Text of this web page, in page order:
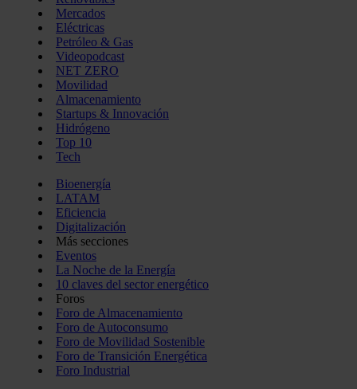
Mercados
Eléctricas
Petróleo & Gas
Videopodcast
NET ZERO
Movilidad
Almacenamiento
Startups & Innovación
Hidrógeno
Top 10
Tech
Bioenergía
LATAM
Eficiencia
Digitalización
Más secciones
Eventos
La Noche de la Energía
10 claves del sector energético
Foros
Foro de Almacenamiento
Foro de Autoconsumo
Foro de Movilidad Sostenible
Foro de Transición Energética
Foro Industrial